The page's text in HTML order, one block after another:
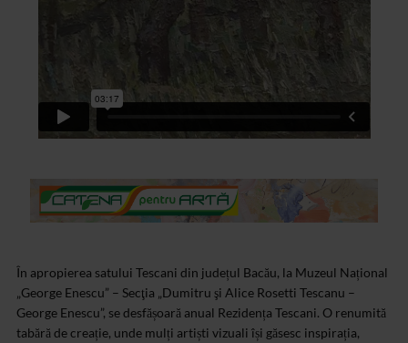
În apropierea satului Tescani din județul Bacău, la Muzeul Național
„George Enescu” – Secţia „Dumitru şi Alice Rosetti Tescanu –
George Enescu”, se desfășoară anual Rezidența Tescani. O renumită
tabără de creație, unde mulți artiști vizuali își găsesc inspirația,